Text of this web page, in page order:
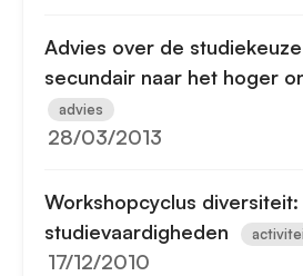
Advies over de
secundair naar het hoger
advies
28/03/2013
Workshopcyclus diversiteit:
studievaardigheden
17/12/2010